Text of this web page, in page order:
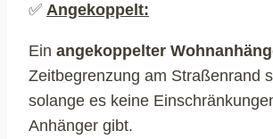
✅ Angekoppelt:
Ein angekoppelter
Zeitbegrenzung am Straßenrand
solange es keine
Anhänger gibt.